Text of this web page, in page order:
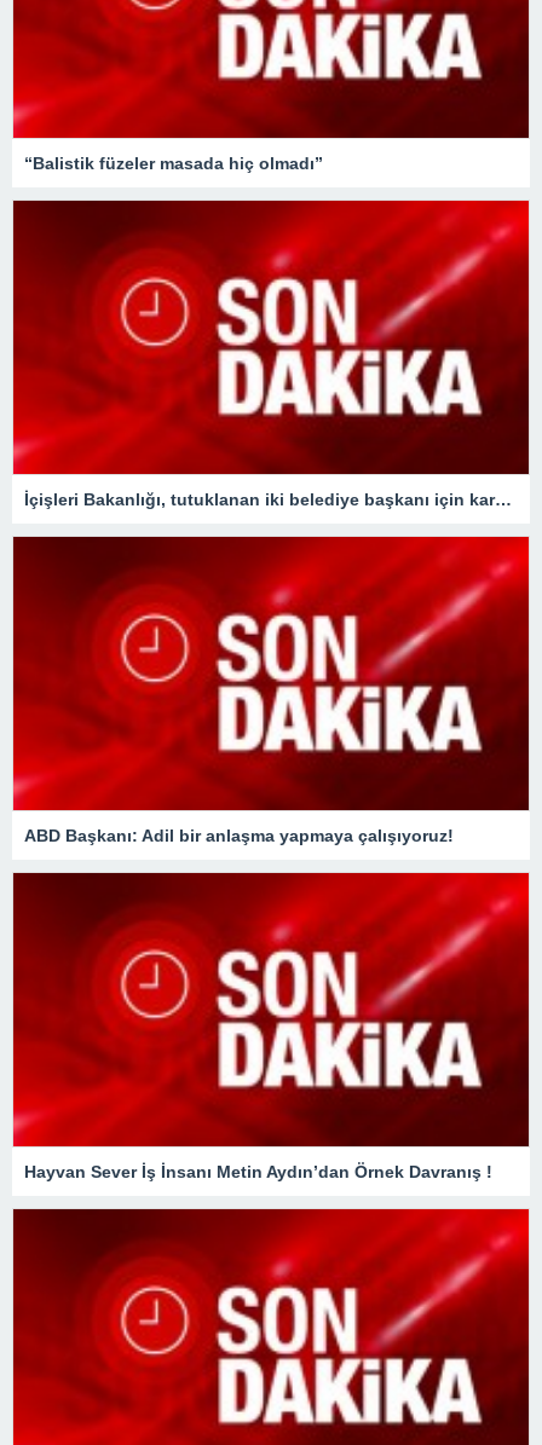
“Balistik füzeler masada hiç olmadı”
İçişleri Bakanlığı, tutuklanan iki belediye başkanı için karar aldı !
ABD Başkanı: Adil bir anlaşma yapmaya çalışıyoruz!
Hayvan Sever İş İnsanı Metin Aydın’dan Örnek Davranış !